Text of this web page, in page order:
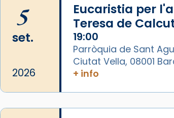
📸 J. Merino
Photo
View on Facebook · Share
Arquebisbat de
Catedral de Barcelona.
5
set.
2026
Eucaristia per
Teresa de
19:00
Parròquia de Sant
Ciutat Vella, 08001
+ info